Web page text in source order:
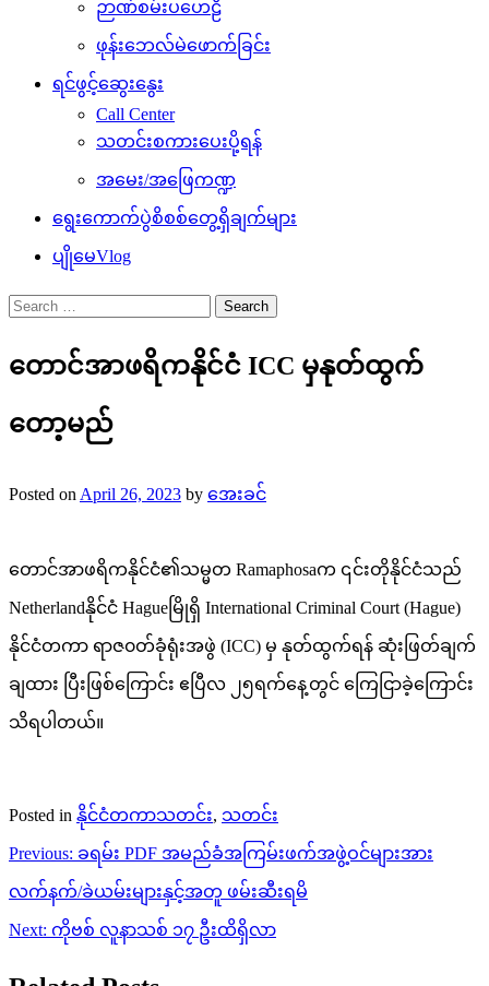
ဉာဏ်စမ်းပဟေဠိ
ဖုန်းဘေလ်မဲဖောက်ခြင်း
ရင်ဖွင့်ဆွေးနွေး
Call Center
သတင်းစကားပေးပို့ရန်
အမေး/အဖြေကဏ္ဍ
ရွေးကောက်ပွဲစိစစ်တွေ့ရှိချက်များ
ပျိုမေVlog
Search
for:
တောင်အာဖရိကနိုင်ငံ ICC မှနုတ်ထွက်
တော့မည်
Posted on April 26, 2023 by အေးခင်
တောင်အာဖရိကနိုင်ငံ၏သမ္မတ Ramaphosaက ၎င်းတိုနိုင်ငံသည်
Netherlandနိုင်ငံ Hagueမြိုရှိ International Criminal Court (Hague)
နိုင်ငံတကာ ရာဇ၀တ်ခုံရုံးအဖွဲ (ICC) မှ နုတ်ထွက်ရန် ဆုံးဖြတ်ချက်
ချထား ပြီးဖြစ်ကြောင်း ဧပြီလ ၂၅ရက်နေ့တွင် ကြေငြာခဲ့ကြောင်း
သိရပါတယ်။
Posted in နိုင်ငံတကာသတင်း, သတင်း
Post
navigation
Previous: ခရမ်း PDF အမည်ခံအကြမ်းဖက်အဖွဲ့ဝင်များအား
လက်နက်/ခဲယမ်းများနှင့်အတူ ဖမ်းဆီးရမိ
Next: ကိုဗစ် လူနာသစ် ၁၇ ဦးထိရှိလာ